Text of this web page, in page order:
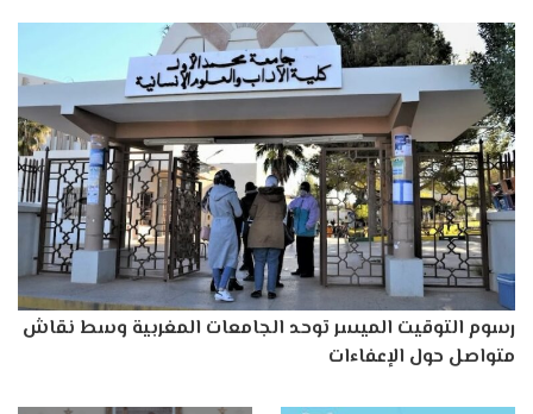
رسوم التوقيت الميسر توحد الجامعات المغربية وسط نقاش
متواصل حول الإعفاءات